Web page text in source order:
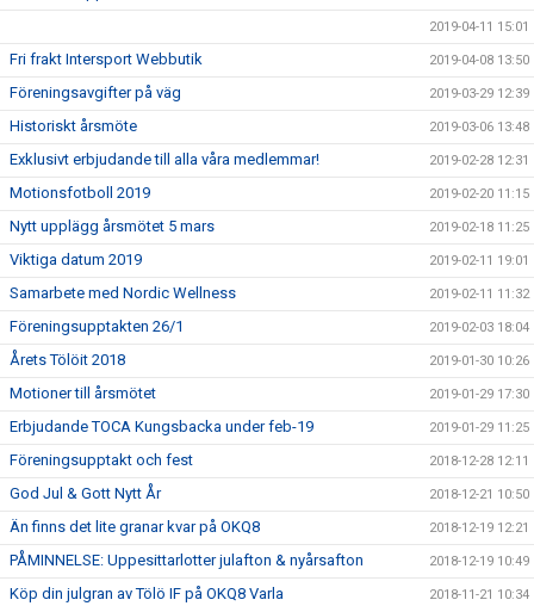
2019-04-11 15:01
Fri frakt Intersport Webbutik 2019-04-08 13:50
Föreningsavgifter på väg 2019-03-29 12:39
Historiskt årsmöte 2019-03-06 13:48
Exklusivt erbjudande till alla våra medlemmar! 2019-02-28 12:31
Motionsfotboll 2019 2019-02-20 11:15
Nytt upplägg årsmötet 5 mars 2019-02-18 11:25
Viktiga datum 2019 2019-02-11 19:01
Samarbete med Nordic Wellness 2019-02-11 11:32
Föreningsupptakten 26/1 2019-02-03 18:04
Årets Tölöit 2018 2019-01-30 10:26
Motioner till årsmötet 2019-01-29 17:30
Erbjudande TOCA Kungsbacka under feb-19 2019-01-29 11:25
Föreningsupptakt och fest 2018-12-28 12:11
God Jul & Gott Nytt År 2018-12-21 10:50
Än finns det lite granar kvar på OKQ8 2018-12-19 12:21
PÅMINNELSE: Uppesittarlotter julafton & nyårsafton 2018-12-19 10:49
Köp din julgran av Tölö IF på OKQ8 Varla 2018-11-21 10:34